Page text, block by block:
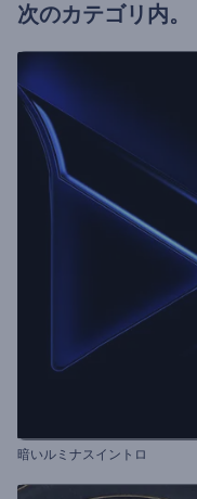
次のカテゴリ内。
暗いルミナスイントロ